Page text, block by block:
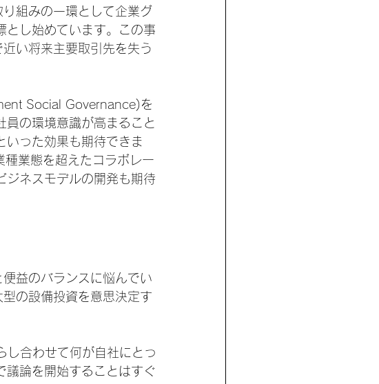
組みの一環として企業グ
とし始めています。この事
い将来主要取引先を失う
Social Governance)を
員の環境意識が高まること
いった効果も期待できま
業態を超えたコラボレー
ジネスモデルの開発も期待
益のバランスに悩んでい
の設備投資を意思決定す
合わせて何が自社にとっ
議論を開始することはすぐ